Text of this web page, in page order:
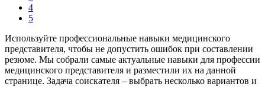
4
5
Используйте профессиональные навыки медицинского
представителя, чтобы не допустить ошибок при составлении
резюме. Мы собрали самые актуальные навыки для профессии
медицинского представителя и разместили их на данной
странице. Задача соискателя – выбрать несколько вариантов и